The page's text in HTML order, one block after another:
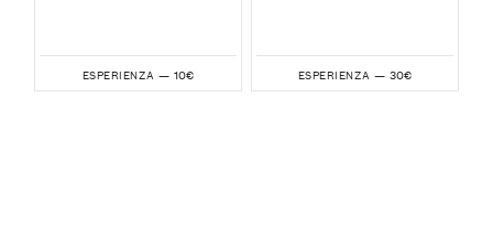
ESPERIENZA — 10€ ESPERIENZA — 30€